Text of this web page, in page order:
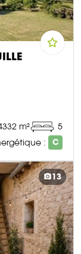
m²
5
:
C
13